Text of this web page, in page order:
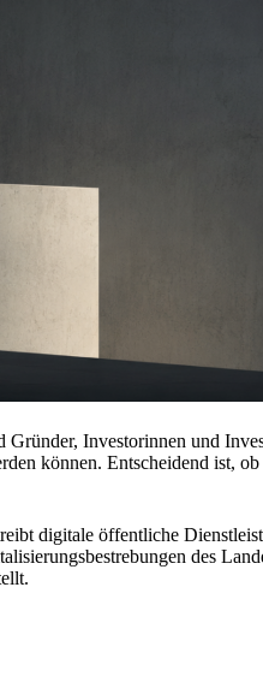
Investorinnen und
können. Entscheidend ist,
digitale öffentliche
des